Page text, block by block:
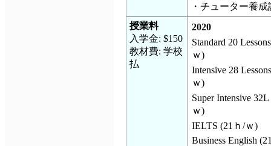
・チューター養
授業料
入学金: $150
教材費: 学校
払
2020
Standard 20
ｗ)
Intensive 28
ｗ)
Super Intensive
ｗ)
IELTS (21ｈ/ｗ)
Business English